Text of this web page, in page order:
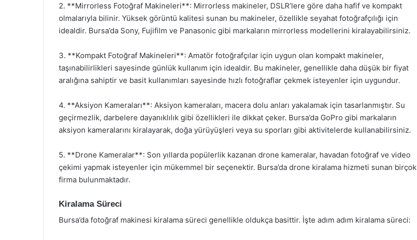
2. **Mirrorless Fotoğraf Makineleri**: Mirrorless makineler, DSLR’lere göre daha hafif ve kompakt
olmalarıyla bilinir. Yüksek görüntü kalitesi sunan bu makineler, özellikle seyahat fotoğrafçılığı için
idealdir. Bursa’da Sony, Fujifilm ve Panasonic gibi markaların mirrorless modellerini kiralayabilirsiniz.
3. **Kompakt Fotoğraf Makineleri**: Amatör fotoğrafçılar için uygun olan kompakt makineler,
taşınabilirlikleri sayesinde günlük kullanım için idealdir. Bu makineler, genellikle daha düşük bir fiyat
aralığına sahiptir ve basit kullanımları sayesinde hızlı fotoğraflar çekmek isteyenler için uygundur.
4. **Aksiyon Kameraları**: Aksiyon kameraları, macera dolu anları yakalamak için tasarlanmıştır. Su
geçirmezlik, darbelere dayanıklılık gibi özellikleri ile dikkat çeker. Bursa’da GoPro gibi markaların
aksiyon kameralarını kiralayarak, doğa yürüyüşleri veya su sporları gibi aktivitelerde kullanabilirsiniz.
5. **Drone Kameralar**: Son yıllarda popülerlik kazanan drone kameralar, havadan fotoğraf ve video
çekimi yapmak isteyenler için mükemmel bir seçenektir. Bursa’da drone kiralama hizmeti sunan birçok
firma bulunmaktadır.
Kiralama Süreci
Bursa’da fotoğraf makinesi kiralama süreci genellikle oldukça basittir. İşte adım adım kiralama süreci: